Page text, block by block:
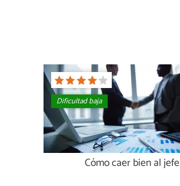
Dificultad baja
Cómo caer bien al jefe